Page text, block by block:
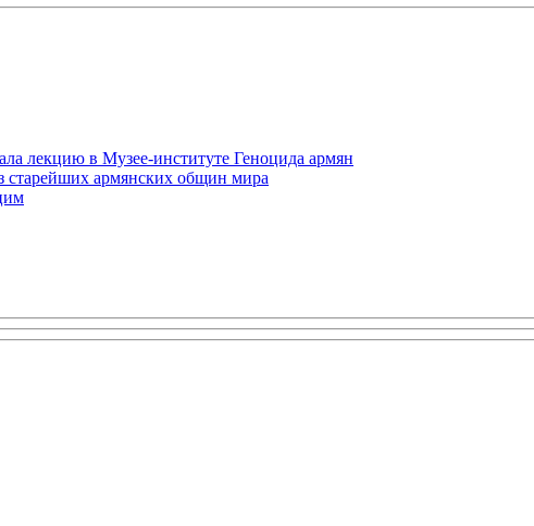
лекцию в Музее-институте Геноцида армян
старейших армянских общин мира